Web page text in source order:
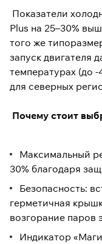
Показатели
Plus на 25–30%
того же
запуск двигателя
температурах (до -
для северных
Почему стоит
Максимальный
30% благодаря
Безопасность:
герметичная
возгорание паров
Индикатор